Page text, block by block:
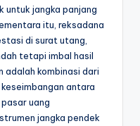
untuk jangka panjang
itu, reksadana
di surat utang,
tetapi imbal hasil
adalah kombinasi dari
antara
uang
jangka pendek